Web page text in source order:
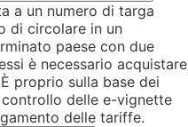
a un numero di targa
di circolare in un
paese con due
è necessario acquistare
proprio sulla base dei
delle e-vignette
delle tariffe.